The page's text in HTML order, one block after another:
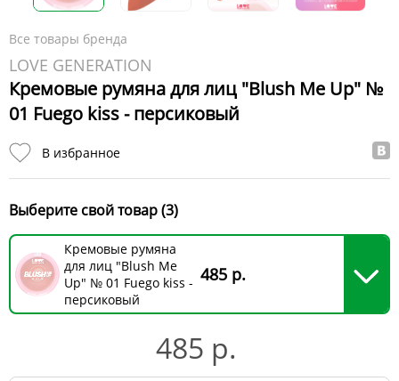
Все товары бренда
LOVE GENERATION
Кремовые румяна для лиц "Blush Me Up" №
01 Fuego kiss - персиковый
В избранное
Выберите свой товар (3)
Кремовые румяна
для лиц "Blush Me
Up" № 01 Fuego kiss -
персиковый
485 р.
485 р.